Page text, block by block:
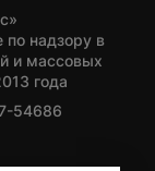
по надзору в
и массовых
года
54686